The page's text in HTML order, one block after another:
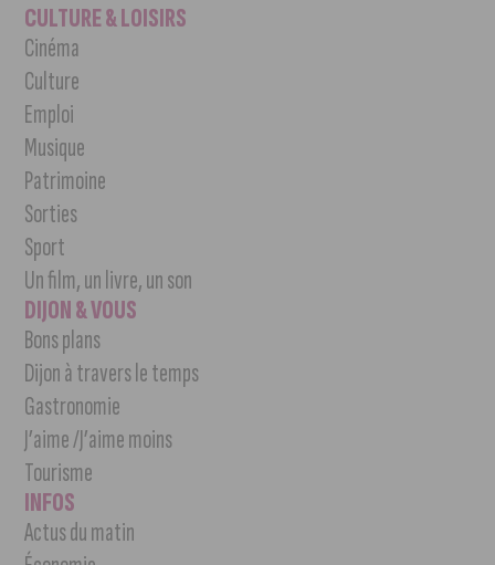
CULTURE & LOISIRS
Cinéma
Culture
Emploi
Musique
Patrimoine
Sorties
Sport
Un film, un livre, un son
DIJON & VOUS
Bons plans
Dijon à travers le temps
Gastronomie
J’aime /J’aime moins
Tourisme
INFOS
Actus du matin